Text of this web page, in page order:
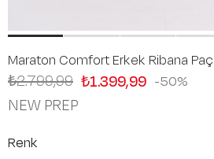
Maraton Comfort Erkek Ribana
50
₺2.799,99 ₺1.399,99
NEW PREP
Renk